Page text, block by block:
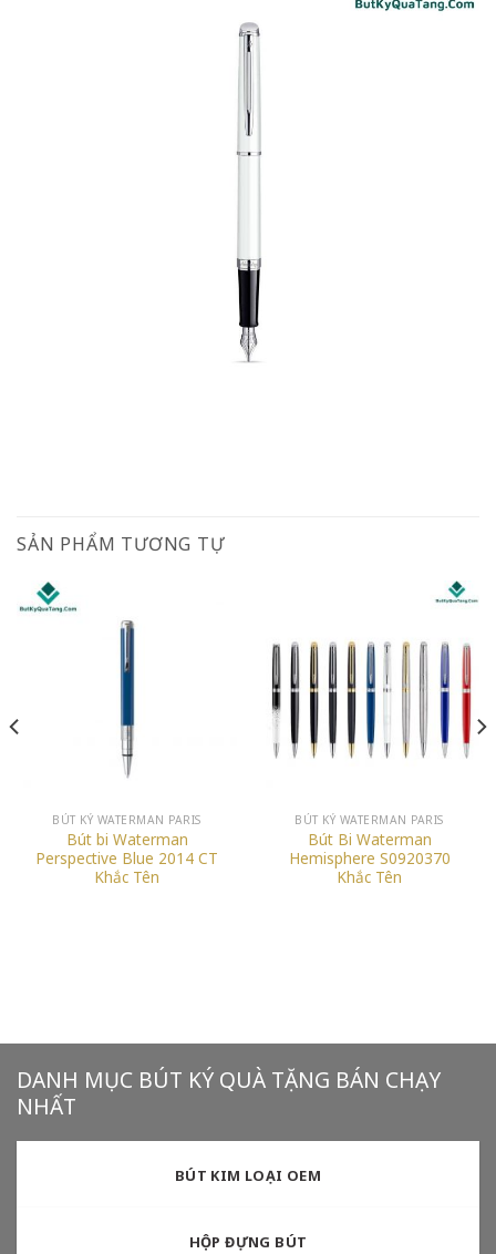
SẢN PHẨM TƯƠNG TỰ
BÚT KÝ WATERMAN PARIS
Bút bi Waterman
Perspective Blue 2014 CT
Khắc Tên
BÚT KÝ WATERMAN PARIS
Bút Bi Waterman
Hemisphere S0920370
Khắc Tên
DANH MỤC BÚT KÝ QUÀ TẶNG BÁN CHẠY
NHẤT
BÚT KIM LOẠI OEM
HỘP ĐỰNG BÚT